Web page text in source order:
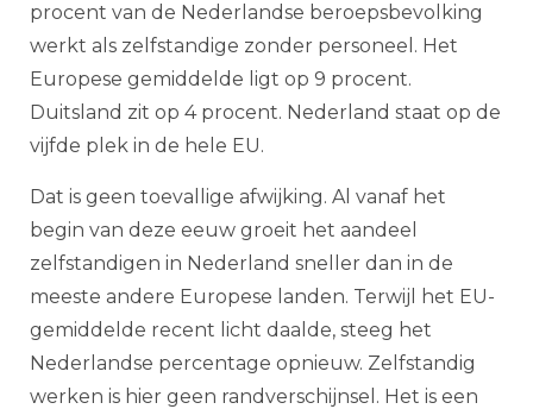
procent van de Nederlandse beroepsbevolking
werkt als zelfstandige zonder personeel. Het
Europese gemiddelde ligt op 9 procent.
Duitsland zit op 4 procent. Nederland staat op de
vijfde plek in de hele EU.
Dat is geen toevallige afwijking. Al vanaf het
begin van deze eeuw groeit het aandeel
zelfstandigen in Nederland sneller dan in de
meeste andere Europese landen. Terwijl het EU-
gemiddelde recent licht daalde, steeg het
Nederlandse percentage opnieuw. Zelfstandig
werken is hier geen randverschijnsel. Het is een